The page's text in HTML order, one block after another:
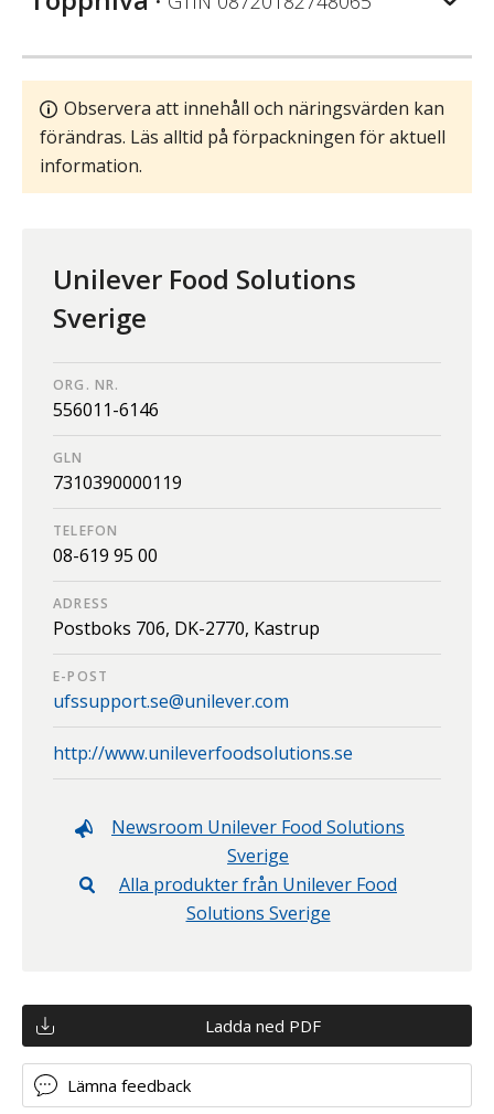
Observera att innehåll och näringsvärden kan
förändras. Läs alltid på förpackningen för aktuell
information.
Unilever Food Solutions
Sverige
ORG. NR.
556011-6146
GLN
7310390000119
TELEFON
08-619 95 00
ADRESS
Postboks 706, DK-2770, Kastrup
E-POST
ufssupport.se@unilever.com
http://www.unileverfoodsolutions.se
Newsroom Unilever Food Solutions
Sverige
Alla produkter från Unilever Food
Solutions Sverige
Ladda ned PDF
Lämna feedback